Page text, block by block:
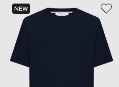
NEW